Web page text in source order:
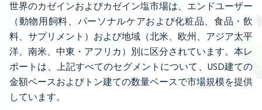
世界のカゼインおよびカゼイン塩市場は、エンドユーザー
（動物用飼料、パーソナルケアおよび化粧品、食品・飲
料、サプリメント）および地域（北米、欧州、アジア太平
洋、南米、中東・アフリカ）別に区分されています。本レ
ポートは、上記すべてのセグメントについて、USD建ての
金額ベースおよびトン建ての数量ベースで市場規模を提供
しています。